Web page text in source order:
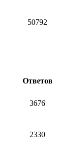
50792
Ответов
3676
2330